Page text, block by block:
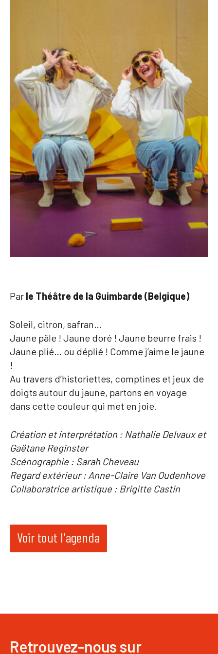
Par le Théâtre de la Guimbarde (Belgique)
Soleil, citron, safran…
Jaune pâle ! Jaune doré ! Jaune beurre frais !
Jaune plié… ou déplié ! Comme j’aime le jaune
!
Au travers d’historiettes, comptines et jeux de
doigts autour du jaune, partons en voyage
dans cette couleur qui met en joie.
Création et interprétation : Nathalie Delvaux et
Gaëtane Reginster
Scénographie : Sarah Cheveau
Regard extérieur : Anne-Claire Van Oudenhove
Collaboratrice artistique : Brigitte Castin
Voir tout l'agenda
Retrouvez-nous sur